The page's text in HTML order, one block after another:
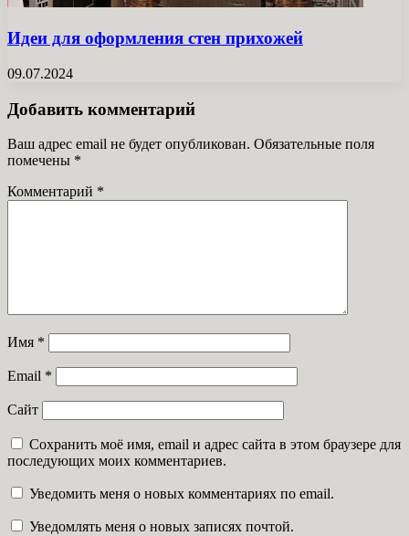
Идеи для оформления стен прихожей
09.07.2024
Добавить комментарий
Ваш адрес email не будет опубликован. Обязательные поля
помечены *
Комментарий *
Имя *
Email *
Сайт
Сохранить моё имя, email и адрес сайта в этом браузере для
последующих моих комментариев.
Уведомить меня о новых комментариях по email.
Уведомлять меня о новых записях почтой.